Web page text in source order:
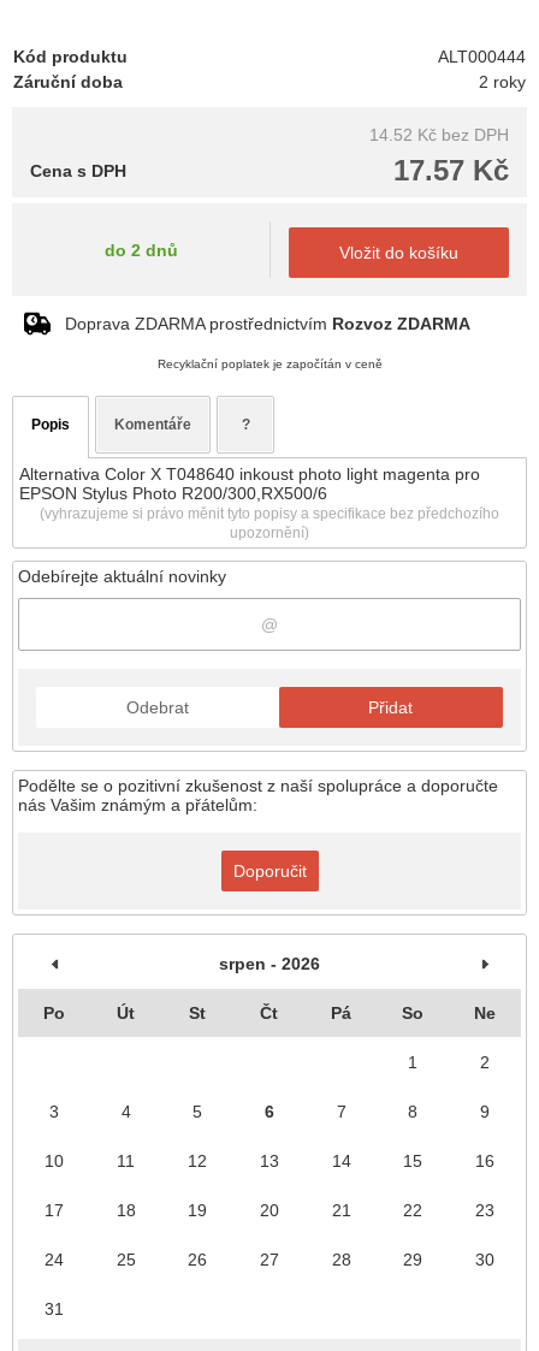
Odebírejte aktuální novinky
Odebrat Přidat
Podělte se o pozitivní zkušenost z naší spolupráce a doporučte
nás Vašim známým a přátelům:
Doporučit
srpen - 2026
Po Út St Čt Pá So Ne
1 2
3 4 5 6 7 8 9
10 11 12 13 14 15 16
17 18 19 20 21 22 23
24 25 26 27 28 29 30
31
Kód produktu
ALT000444
Záruční doba
2 roky
14.52 Kč bez DPH
17.57 Kč
Cena s DPH
do 2 dnů Vložit do košíku
Doprava ZDARMA prostřednictvím Rozvoz ZDARMA
Recyklační poplatek je započítán v ceně
Popis Komentáře ?
Alternativa Color X T048640 inkoust photo light magenta pro
EPSON Stylus Photo R200/300,RX500/6
(vyhrazujeme si právo měnit tyto popisy a specifikace bez předchozího
upozornění)